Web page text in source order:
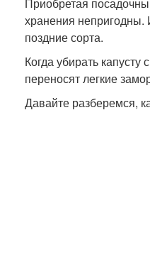
хранения непригодны.
поздние сорта.
Когда убирать капусту
переносят легкие
Давайте разберемся,